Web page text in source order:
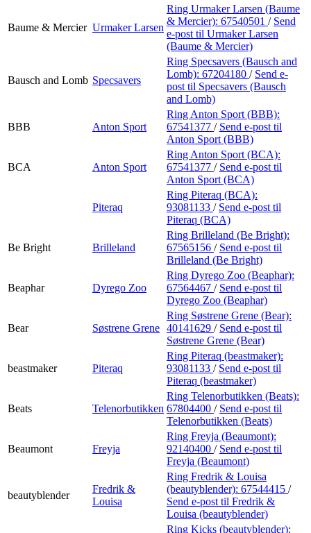
Baume & Mercier Urmaker Larsen
Ring Urmaker Larsen (Baume
& Mercier): 67540501 / Send
e-post til Urmaker Larsen
(Baume & Mercier)
Bausch and Lomb Specsavers
Ring Specsavers (Bausch and
Lomb): 67204180 / Send e-
post til Specsavers (Bausch
and Lomb)
BBB Anton Sport
Ring Anton Sport (BBB):
67541377 / Send e-post til
Anton Sport (BBB)
BCA Anton Sport
Ring Anton Sport (BCA):
67541377 / Send e-post til
Anton Sport (BCA)
Piteraq
Ring Piteraq (BCA):
93081133 / Send e-post til
Piteraq (BCA)
Be Bright Brilleland
Ring Brilleland (Be Bright):
67565156 / Send e-post til
Brilleland (Be Bright)
Beaphar Dyrego Zoo
Ring Dyrego Zoo (Beaphar):
67564467 / Send e-post til
Dyrego Zoo (Beaphar)
Bear Søstrene Grene
Ring Søstrene Grene (Bear):
40141629 / Send e-post til
Søstrene Grene (Bear)
beastmaker Piteraq
Ring Piteraq (beastmaker):
93081133 / Send e-post til
Piteraq (beastmaker)
Beats Telenorbutikken
Ring Telenorbutikken (Beats):
67804400 / Send e-post til
Telenorbutikken (Beats)
Beaumont Freyja
Ring Freyja (Beaumont):
92140400 / Send e-post til
Freyja (Beaumont)
beautyblender
Fredrik &
Louisa
Ring Fredrik & Louisa
(beautyblender): 67544415 /
Send e-post til Fredrik &
Louisa (beautyblender)
Ring Kicks (beautyblender):